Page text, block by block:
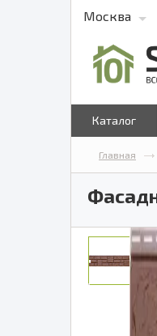
Москва
Каталог
Главная